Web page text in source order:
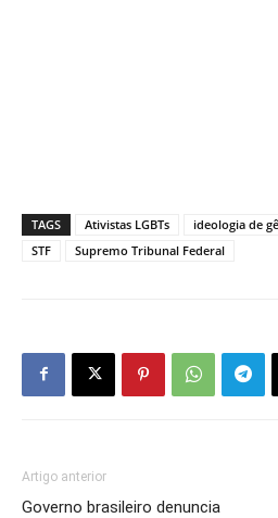
TAGS Ativistas LGBTs ideologia de
STF
Supremo Tribunal Federal
Artigo anterior
Governo brasileiro denuncia